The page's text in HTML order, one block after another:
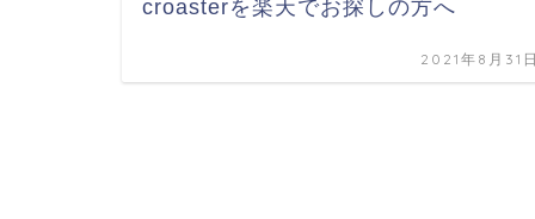
croasterを楽天でお探しの方へ
2021年8月31